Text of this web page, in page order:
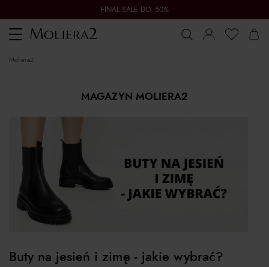
FINAL SALE DO -50%
Toggle
navigation
moliera2
MAGAZYN MOLIERA2
Buty na jesień i zimę - jakie wybrać?